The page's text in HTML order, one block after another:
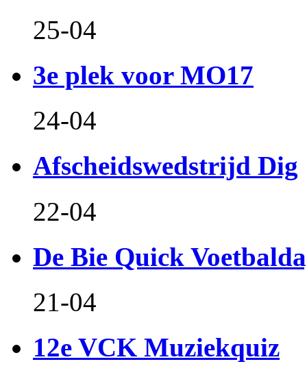
25-04
3e plek voor MO17
24-04
Afscheidswedstrijd Dig
22-04
De Bie Quick
21-04
12e VCK Muziekquiz